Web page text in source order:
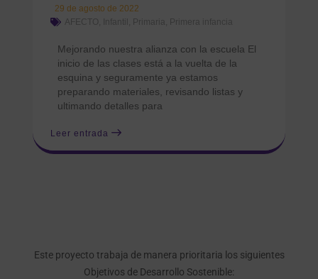
29 de agosto de 2022
AFECTO
Infantil Primaria Primera infancia
Mejorando nuestra alianza con la escuela El
inicio de las clases está a la vuelta de la
esquina y seguramente ya estamos
preparando materiales, revisando listas y
ultimando detalles para
Leer entrada
Este proyecto trabaja de manera prioritaria los siguientes
Objetivos de Desarrollo Sostenible: